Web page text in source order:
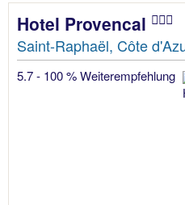
Hotel Provencal
Saint-Raphaël, Côte
5.7 - 100 % Weiterempfehlung